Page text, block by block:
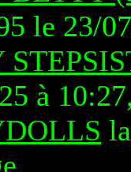
le 23/
à